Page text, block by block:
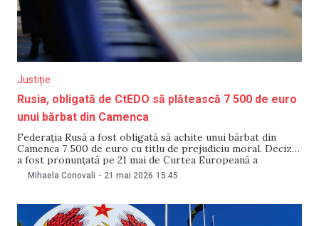
Justiție
Rusia, obligată de CtEDO să plătească 7 500 de euro
unui bărbat din Camenca
Federația Rusă a fost obligată să achite unui bărbat din
Camenca 7 500 de euro cu titlu de prejudiciu moral. Decizia
a fost pronunțată pe 21 mai de Curtea Europeană a
Drepturilor Omului (CtEDO), care a constatat încălcarea
Mihaela Conovali - 21 mai 2026 15:45